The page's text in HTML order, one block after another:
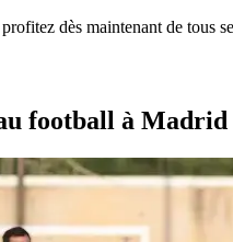
dès maintenant de tous
football à Madrid